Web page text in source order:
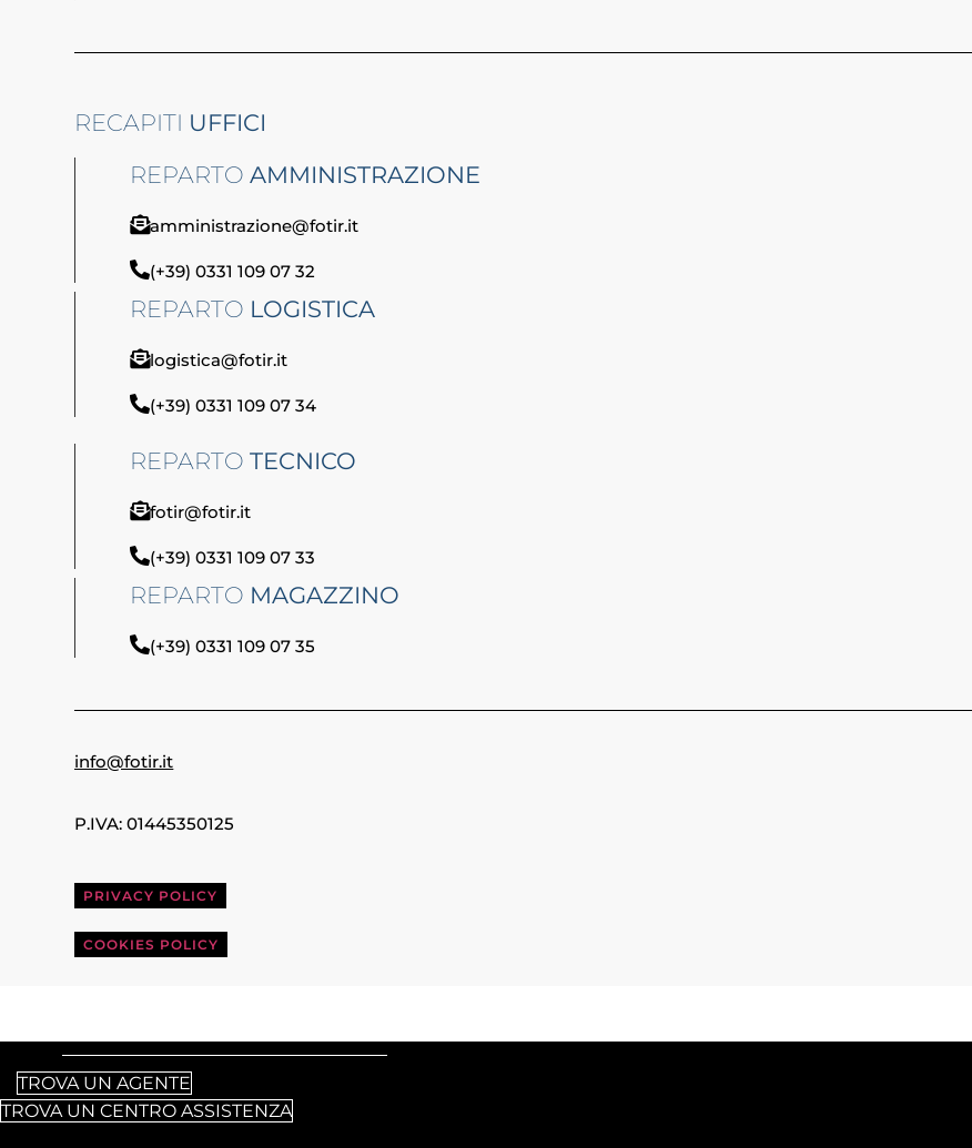
RECAPITI UFFICI
REPARTO AMMINISTRAZIONE
amministrazione@fotir.it
(+39) 0331 109 07 32
REPARTO LOGISTICA
logistica@fotir.it
(+39) 0331 109 07 34
REPARTO TECNICO
fotir@fotir.it
(+39) 0331 109 07 33
REPARTO MAGAZZINO
(+39) 0331 109 07 35
info@fotir.it
P.IVA: 01445350125
PRIVACY POLICY
COOKIES POLICY
TROVA UN AGENTE
TROVA UN CENTRO ASSISTENZA